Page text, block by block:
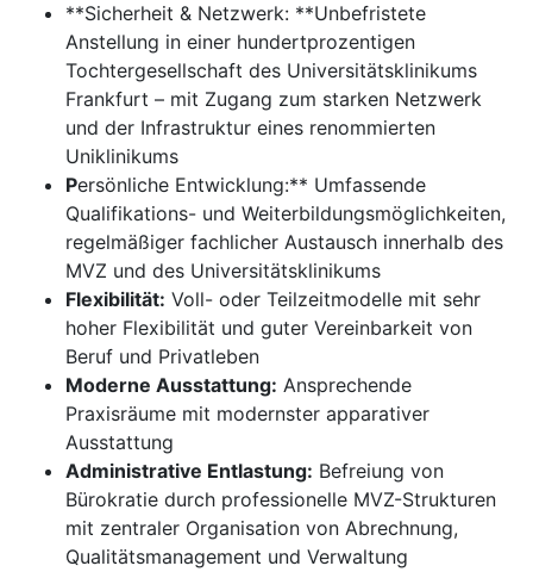
**Sicherheit & Netzwerk: **Unbefristete
Anstellung in einer hundertprozentigen
Tochtergesellschaft des Universitätsklinikums
Frankfurt – mit Zugang zum starken Netzwerk
und der Infrastruktur eines renommierten
Uniklinikums
Persönliche Entwicklung:** Umfassende
Qualifikations- und Weiterbildungsmöglichkeiten,
regelmäßiger fachlicher Austausch innerhalb des
MVZ und des Universitätsklinikums
Flexibilität: Voll- oder Teilzeitmodelle mit sehr
hoher Flexibilität und guter Vereinbarkeit von
Beruf und Privatleben
Moderne Ausstattung: Ansprechende
Praxisräume mit modernster apparativer
Ausstattung
Administrative Entlastung: Befreiung von
Bürokratie durch professionelle MVZ-Strukturen
mit zentraler Organisation von Abrechnung,
Qualitätsmanagement und Verwaltung